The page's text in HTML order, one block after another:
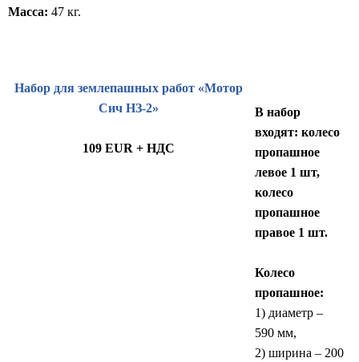
Масса: 47 кг.
Набор для землепашных работ «Мотор
Сич НЗ-2»
109 EUR + НДС
В набор
входят: колесо
пропашное
левое 1 шт,
колесо
пропашное
правое 1 шт.
Колесо
пропашное:
1) диаметр –
590 мм,
2) ширина – 200